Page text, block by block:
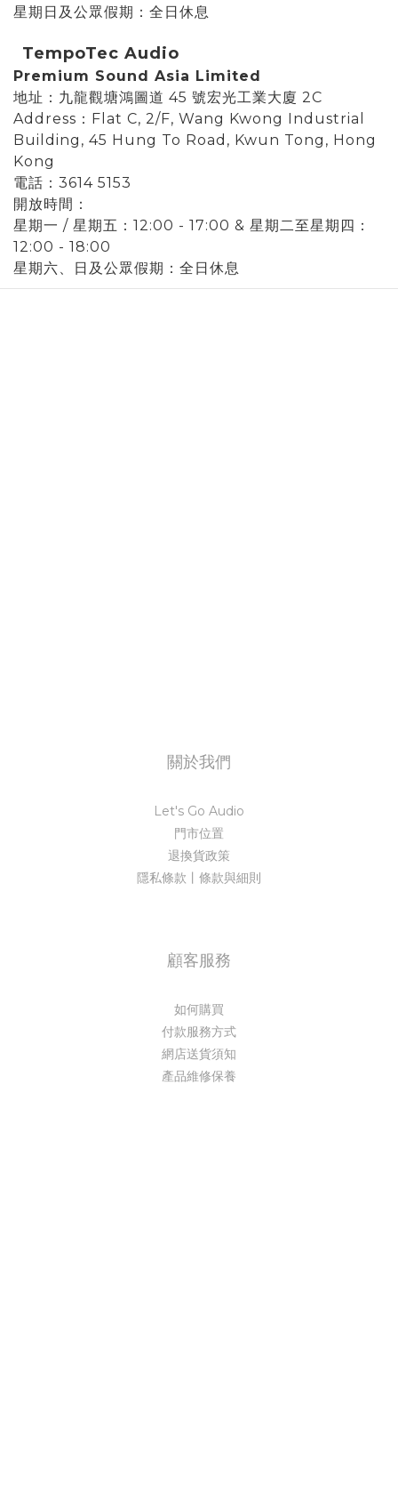
星期 日及公眾假期：全日休息
TempoTec Audio
Premium Sound Asia Limited
地址：九龍觀塘鴻圖道 45 號宏光工業大廈 2C
Address：Flat C, 2/F, Wang Kwong Industrial
Building, 45 Hung To Road, Kwun Tong, Hong
Kong
電話：3614 5153
開放時間：
星期一 / 星期五：12:00 - 17:00 & 星期二至星期四：
12:00 - 18:00
星期六、日及公眾假期：全日休息
關於我們
Let's Go Audio
門市位置
退換貨政策
隱私條款丨條款與細則
顧客服務
如何購買
付款服務方式
網店送貨須知
產品維修保養